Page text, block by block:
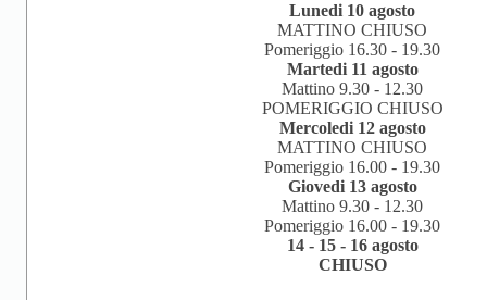
Lunedi 10 agosto
MATTINO CHIUSO
Pomeriggio 16.30 - 19.30
Martedi 11 agosto
Mattino 9.30 - 12.30
POMERIGGIO CHIUSO
Mercoledi 12 agosto
MATTINO CHIUSO
Pomeriggio 16.00 - 19.30
Giovedi 13 agosto
Mattino 9.30 - 12.30
Pomeriggio 16.00 - 19.30
14 - 15 - 16 agosto
CHIUSO